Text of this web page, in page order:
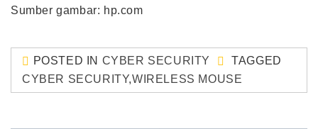
Sumber gambar: hp.com
POSTED IN CYBER SECURITY
TAGGED
CYBER SECURITY,WIRELESS MOUSE